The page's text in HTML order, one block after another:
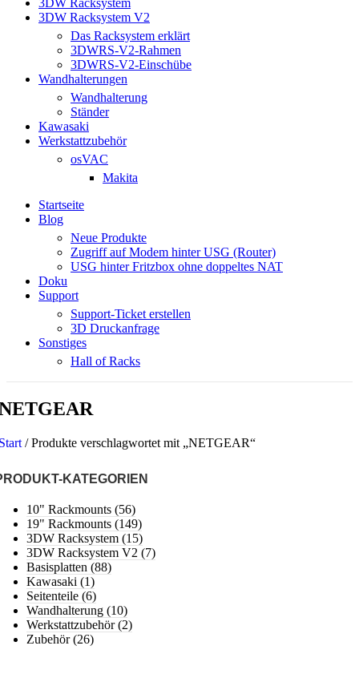
3DW Racksystem
3DW Racksystem V2
Das Racksystem erklärt
3DWRS-V2-Rahmen
3DWRS-V2-Einschübe
Wandhalterungen
Wandhalterung
Ständer
Kawasaki
Werkstattzubehör
osVAC
Makita
Startseite
Blog
Neue Produkte
Zugriff auf Modem hinter USG (Router)
USG hinter Fritzbox ohne doppeltes NAT
Doku
Support
Support-Ticket erstellen
3D Druckanfrage
Sonstiges
Hall of Racks
/ Produkte verschlagwortet mit „NETGEAR“
KATEGORIEN
10" Rackmounts (56)
19" Rackmounts (149)
3DW Racksystem (15)
3DW Racksystem V2 (7)
Basisplatten (88)
Kawasaki (1)
Seitenteile (6)
Wandhalterung (10)
Werkstattzubehör(2)
Zubehör(26)